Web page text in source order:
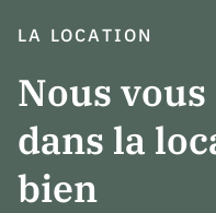
LA LOCATION
Nous
dans la
bien